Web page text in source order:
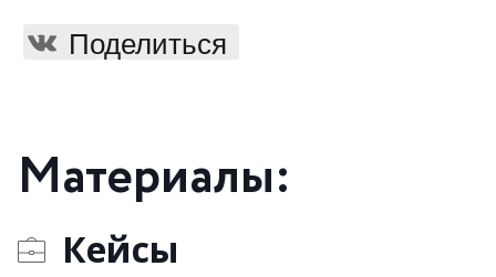
Поделиться
Материалы:
Кейсы